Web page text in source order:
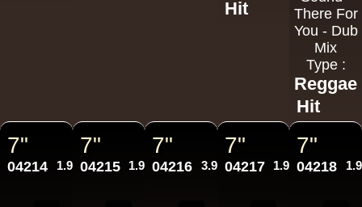
Hit
There For
You - Dub
Mix
Type :
Reggae
Hit
7"
04214 1.99€
7"
04215 1.99€
7"
04216 3.95€
7"
04217 1.99€
7"
04218